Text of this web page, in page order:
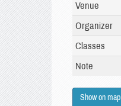
Venue
Organizer
Classes
Note
Show on map